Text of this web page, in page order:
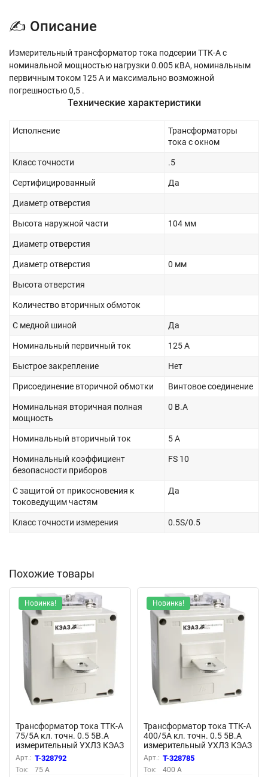
✍ Описание
Измерительный трансформатор тока подсерии ТТК-А с
номинальной мощностью нагрузки 0.005 кВА, номинальным
первичным током 125 А и максимально возможной
погрешностью 0,5 .
Технические характеристики
Исполнение
Трансформаторы
тока с окном
Класс точности .5
Сертифицированный Да
Диаметр отверстия
Высота наружной части 104 мм
Диаметр отверстия
Диаметр отверстия 0 мм
Высота отверстия
Количество вторичных обмоток
С медной шиной Да
Номинальный первичный ток 125 А
Быстрое закрепление Нет
Присоединение вторичной обмотки Винтовое соединение
Номинальная вторичная полная
мощность
0 В.А
Номинальный вторичный ток 5 А
Номинальный коэффициент
безопасности приборов
FS 10
С защитой от прикосновения к
токоведущим частям
Да
Класс точности измерения 0.5S/0.5
Похожие товары
Новинка!
Трансформатор тока ТТК-А
75/5А кл. точн. 0.5 5В.А
измерительный УХЛ3 КЭАЗ
219612
Арт.: T-328792
Ток:
75 А
Новинка!
Трансформатор тока ТТК-А
400/5А кл. точн. 0.5 5В.А
измерительный УХЛ3 КЭАЗ
219607
Арт.: T-328785
Ток:
400 А